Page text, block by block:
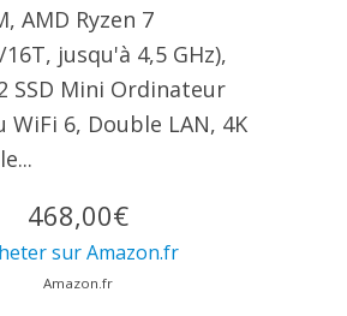
АMD Ryzen 7
16T, jusqu'à 4,5 GHz),
SSD Mini Ordinateur
WiFi 6, Double LAN, 4K
468,00€
sur Amazon.fr
Amazon.fr